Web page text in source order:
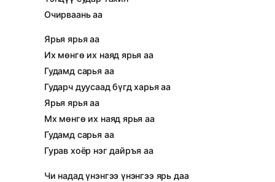
Очирваань аа
Ярья ярья аа
Их мөнгө их наяд ярья аа
Гудамд сарья аа
Гударч дуусаад бүгд харья аа
Ярья ярья аа
Мх мөнгө их наяд ярья аа
Гудамд сарья аа
Гурав хоёр нэг дайръя аа
Чи надад үнэнгээ үнэнгээ ярь даа